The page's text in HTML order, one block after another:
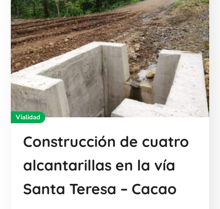
Vialidad
Construcción de cuatro
alcantarillas en la vía
Santa Teresa – Cacao